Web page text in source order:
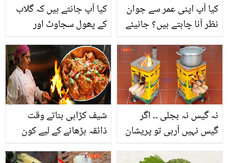
کیا آپ جانتے ہیں کہ گلاب
کے پھول سجاوٹ اور
خوشبو کے علاوہ آپ کو
کئی قسم کی بیماریوں سے
بھی بچا سکتے ہیں؟ جانیں
اس کا استعمال اور حیرت
انگیز نتائج
کیا آپ اپنی عمر سے جوان
نظر آنا چاہتے ہیں؟ جانیئے
چہرے سے جھائیاں دور
کرنے کے چند آسان اور
گھریلو طریقے
شیف کڑاہی بناتے وقت
ذائقہ بڑھانے کے لیے کون
سی ٹپ استعمال کرتے ہیں
نہ گیس نہ بجلی ۔۔ اگر
گیس نہیں آرہی تو پریشان
ہونے کی ضرورت نہیں ،بغیر